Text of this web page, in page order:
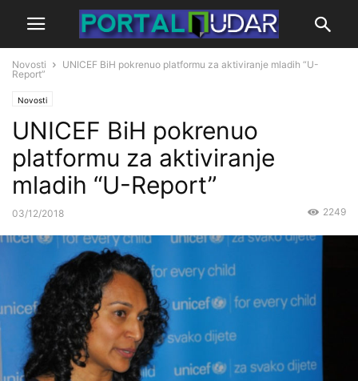
Novosti
UNICEF BiH pokrenuo platformu za aktiviranje mladih “U-
Report”
Novosti
UNICEF BiH pokrenuo
platformu za aktiviranje
mladih “U-Report”
03/12/2018 2249